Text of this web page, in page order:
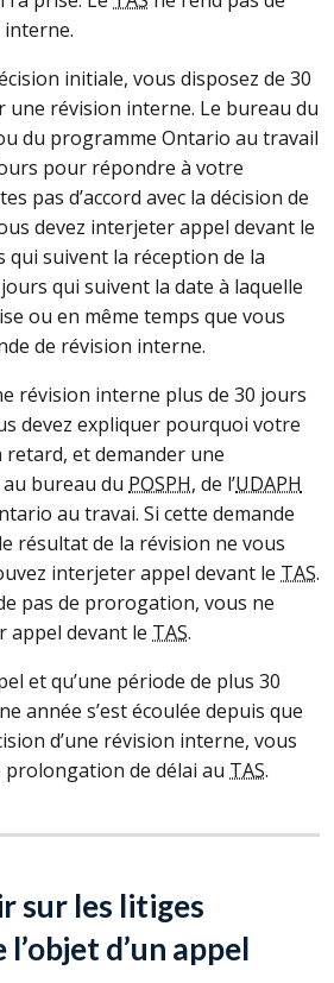
interne.
initiale, vous disposez de 30
une révision interne. Le bureau du
du programme Ontario au travail
pour répondre à votre
pas d’accord avec la décision de
devez interjeter appel devant le
qui suivent la réception de la
qui suivent la date à laquelle
ou en même temps que vous
de révision interne.
révision interne plus de 30 jours
devez expliquer pourquoi votre
et demander une
bureau du POSPH, de l’UDAPH
au travai. Si cette demande
résultat de la révision ne vous
interjeter appel devant le TAS.
pas de prorogation, vous ne
appel devant le TAS.
et qu’une période de plus 30
année s’est écoulée depuis que
d’une révision interne, vous
prolongation de délai au TAS.
sur les litiges
d’un appel